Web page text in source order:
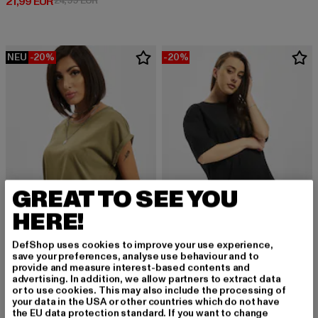
NEU -20%
URBAN CLASSICS
Extended Shoulder
11,99 EUR
Derzeitiger Preis: 11,99 EUR
14,99 EURAktionspreis: 14,99 EUR
-20%
URBAN CLASSICS
Ladies Oversized Boyfriend
15,99 EUR
Derzeitiger Preis: 15,99 EUR
19,99 EURAktionspreis:
GREAT TO SEE YOU
HERE!
DefShop uses cookies to improve your use experience,
save your preferences, analyse use behaviour and to
provide and measure interest-based contents and
advertising. In addition, we allow partners to extract data
or to use cookies. This may also include the processing of
your data in the USA or other countries which do not have
the EU data protection standard. If you want to change